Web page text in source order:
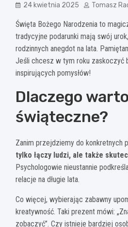
24 kwietnia 2025 Tomasz
Święta Bożego Narodzenia to
tradycyjne podarunki mają swój
rodzinnych anegdot na lata.
Jeśli chcesz w tym roku zaskoczyć
inspirujących pomysłów!
Dlaczego
świąteczne?
Zanim przejdziemy do konkretnych
tylko łączy ludzi, ale także
Psychologowie nieustannie
relacje na długie lata.
Co więcej, wybierając zabawny
kreatywność. Taki prezent mówi:
zobaczyć”. Czy istnieje bardziej